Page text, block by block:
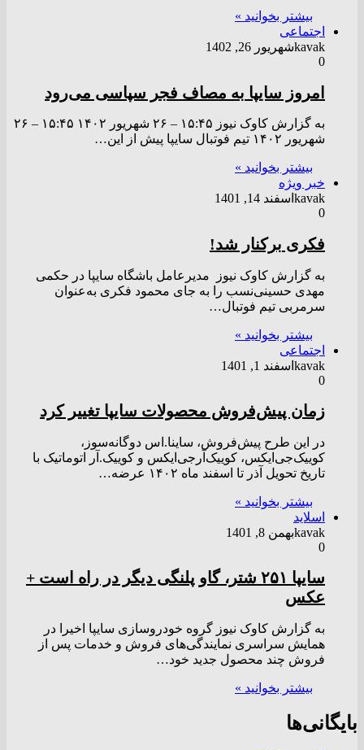
بیشتر بخوانید »
اجتماعی
kavakشهریور 26, 1402
0
امروز سایپا به مصاف فجر سپاسی می‌رود
به گزارش کاوک نیوز ۱۵:۴۵ – ۲۶ شهريور ۱۴۰۲ ۱۵:۴۵ – ۲۶
شهريور ۱۴۰۲ تیم فوتبال سایپا پیش از این…
بیشتر بخوانید »
خبر ویژه
kavak اسفند 14, 1401
0
فکری برکنار شد!
به گزارش کاوک نیوز مدیرعامل باشگاه سایپا در حکمی
مهدی حسینی‌نسب را به جای محمود فکری به‌عنوان
سرمربی تیم فوتبال…
بیشتر بخوانید »
اجتماعی
kavak اسفند 1, 1401
0
زمان پیش‌فروش محصولات سایپا تغییر کرد
در این طرح پیش‌فروش، ساینا.اس دوگانه‌سوز،
کوییک‌جی‌ایکس، کوییک‌آرجی‌ایکس و کوییک.آر اتوماتیک با
تاریخ تحویل آذر تا اسفند ماه ۱۴۰۲ عرضه…
بیشتر بخوانید »
اسلاید
kavakبهمن 8, 1401
0
سایپا ۲۵۱ شتر، گاو پلنگی دیگر در راه است +
عکس
به گزارش کاوک نیوز گروه خودروسازی سایپا اخیرا در
همایش سراسری نمایندگی‌های فروش و خدمات پس از
فروش چند محصول جدید خود…
بیشتر بخوانید »
بایگانی‌ها